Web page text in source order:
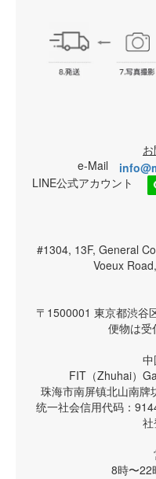
e-Mail
LINE公式アカウント
#1304, 13F, General
Voeux
〒1500001 東京都渋谷
便物は受
FIT（Zhuhai）
珠海市南屏镇北山南牌
统一社会信用代码：
社
8時〜22